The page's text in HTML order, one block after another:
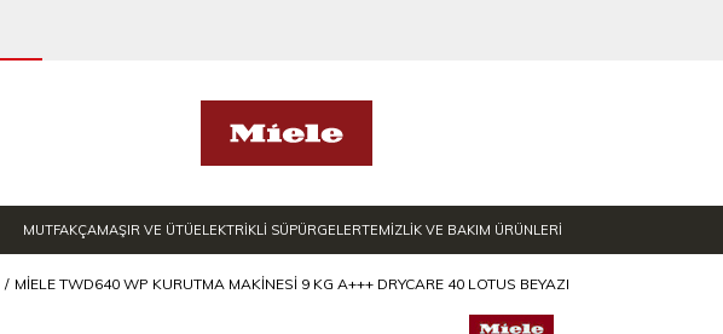
MUTFAKÇAMAŞIR VE ÜTÜELEKTRİKLİ SÜPÜRGELERTEMİZLİK VE BAKIM ÜRÜNLERİ
MIELE TWD640 WP KURUTMA MAKINESI 9 KG A+++ DRYCARE 40 LOTUS BEYAZI